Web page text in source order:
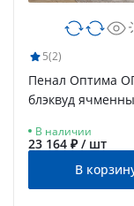
5(2)
Пенал Оптима
блэквуд
В наличии
23 164 ₽ / шт
В